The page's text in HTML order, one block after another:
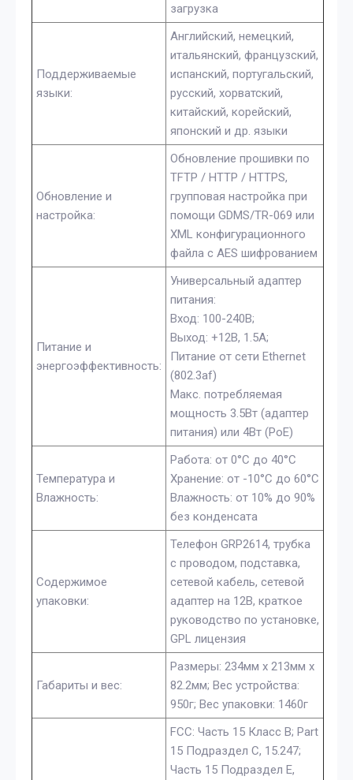
загрузка
Поддерживаемые
языки:
Английский, немецкий,
итальянский, французский,
испанский, португальский,
русский, хорватский,
китайский, корейский,
японский и др. языки
Обновление и
настройка:
Обновление прошивки по
TFTP / HTTP / HTTPS,
групповая настройка при
помощи GDMS/TR-069 или
XML конфигурационного
файла с AES шифрованием
Питание и
энергоэффективность:
Универсальный адаптер
питания:
Вход: 100-240В;
Выход: +12В, 1.5A;
Питание от сети Ethernet
(802.3af)
Макс. потребляемая
мощность 3.5Вт (адаптер
питания) или 4Вт (PoE)
Температура и
Влажность:
Работа: от 0°C до 40°C
Хранение: от -10°C до 60°C
Влажность: от 10% до 90%
без конденсата
Содержимое
упаковки:
Телефон GRP2614, трубка
с проводом, подставка,
сетевой кабель, сетевой
адаптер на 12В, краткое
руководство по установке,
GPL лицензия
Габариты и вес:
Размеры: 234мм x 213мм x
82.2мм; Вес устройства:
950г; Вес упаковки: 1460г
FCC: Часть 15 Класс B; Part
15 Подраздел C, 15.247;
Часть 15 Подраздел E,